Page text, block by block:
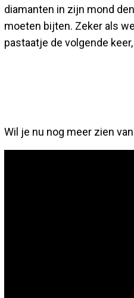
diamanten in zijn mond
moeten bijten. Zeker als
pastaatje de volgende
Wil je nu nog meer zien